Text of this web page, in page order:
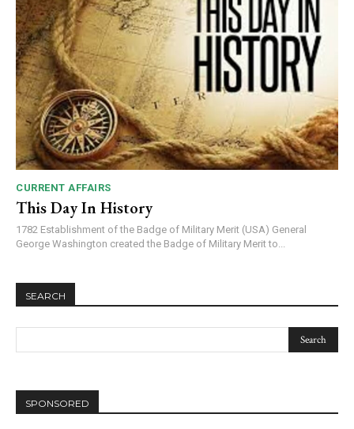
Video
Player
CURRENT AFFAIRS
This Day In History
1782 Establishment of the Badge of Military Merit (USA) General
George Washington created the Badge of Military Merit to...
SEARCH
SPONSORED